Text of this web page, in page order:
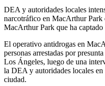
DEA y autoridades locales
narcotráfico en MacArthur Park
MacArthur Park que ha
El operativo antidrogas en
personas arrestadas por
Los Ángeles, luego de una
la DEA y autoridades locales en
ciudad.